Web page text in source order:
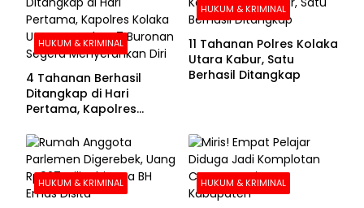
HUKUM & KRIMINAL
4 Tahanan Berhasil
Ditangkap di Hari
Pertama, Kapolres
Buronan Segera
Menyerahkan Diri
HUKUM & KRIMINAL
11 Tahanan Polres Kolaka
Utara Kabur, Satu
Berhasil Ditangkap
HUKUM & KRIMINAL HUKUM & KRIMINAL